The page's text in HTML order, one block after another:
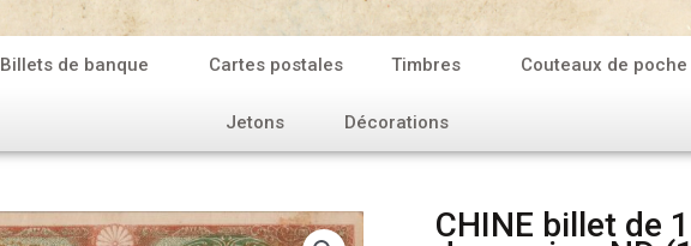
Billets de banque Cartes postales Timbres Couteaux de poche
Jetons Décorations
CHINE billet de